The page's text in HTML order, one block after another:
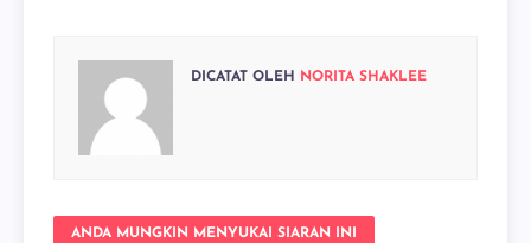
DICATAT OLEH NORITA SHAKLEE
ANDA MUNGKIN MENYUKAI SIARAN INI